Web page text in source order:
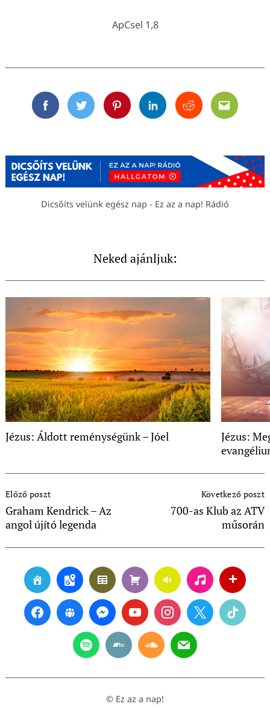
ApCsel 1,8
FacebookTwitterPinterestLinkedinRedditEmail
Dicsőíts velünk egész nap - Ez az a nap! Rádió
Neked ajánljuk:
Jézus: Áldott reménységünk – Jóel
Jézus:
Navigation
Előző poszt
Graham Kendrick – Az
angol újító legenda
Következő poszt
700-as Klub az ATV
műsorán
© Ez az a nap!